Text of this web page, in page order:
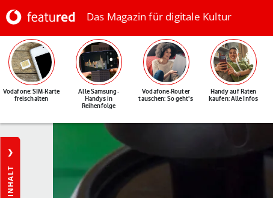
Das Magazin für digitale Kultur
Vodafone: SIM-Karte
freischalten
Alle Samsung-
Handys in
Reihenfolge
Vodafone-Router
tauschen: So geht's
Handy auf Raten
kaufen: Alle Infos
INHALT